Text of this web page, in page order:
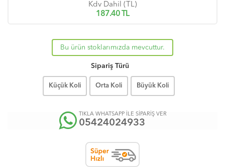
Kdv Dahil (TL)
187.40 TL
Bu ürün stoklarımızda mevcuttur.
Sipariş Türü
Küçük Koli Orta Koli Büyük Koli
TIKLA WHATSAPP İLE SİPARİŞ VER
05424024933